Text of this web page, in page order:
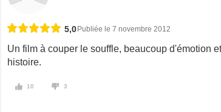
5,0Publiée le 7 novembre 2012
Un film à couper le souffle, beaucoup d'émotion
histoire.
10 3